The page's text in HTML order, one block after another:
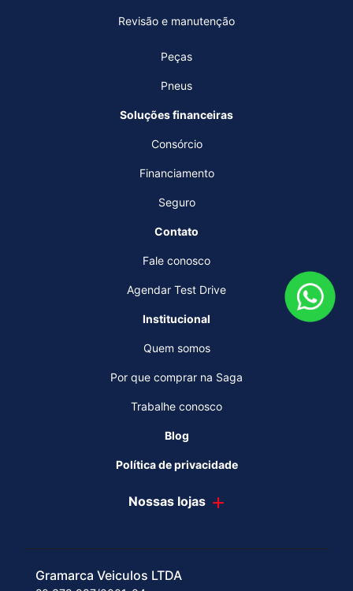
Revisão e manutenção
Peças
Pneus
Soluções financeiras
Consórcio
Financiamento
Seguro
Contato
Fale conosco
Agendar Test Drive
Institucional
Quem somos
Por que comprar na Saga
Trabalhe conosco
Blog
Política de privacidade
Nossas lojas
Gramarca Veiculos LTDA